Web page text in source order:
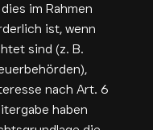
im Rahmen
ist, wenn
sind (z. B.
nach Art. 6
haben